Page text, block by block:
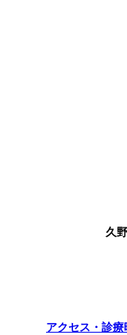
久
アクセス・診療